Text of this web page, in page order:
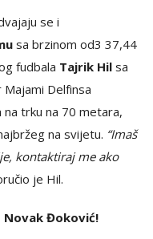
se i
sa brzinom od3 37,44
fudbala Tajrik Hil sa
Delfinsa
trku na 70 metara,
na svijetu. “Imaš
kontaktiraj me ako
je Hil.
Novak Đoković!